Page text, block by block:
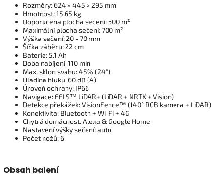
Rozměry: 624 × 445 × 295 mm
Hmotnost: 15.65 kg
Doporučená plocha sečení: 600 m²
Maximální plocha sečení: 700 m²
Výška sečení: 20 - 70 mm
Šířka záběru: 22 cm
Baterie: 5.1 Ah
Doba nabíjení: 110 min
Max. sklon svahu: 45% (24°)
Hladina hluku: 60 dB (A)
Úroveň ochrany: IP66
Navigace: EFLS™ LiDAR+ (LiDAR + NRTK + Vision)
Detekce překážek: VisionFence™ (140° RGB kamera + LiDAR)
Konektivita: Bluetooth + Wi-Fi + 4G
Chytrá domácnost: Alexa & Google Home
Nastavení výšky sečení: auto
Počet nožů: 6
Obsah balení